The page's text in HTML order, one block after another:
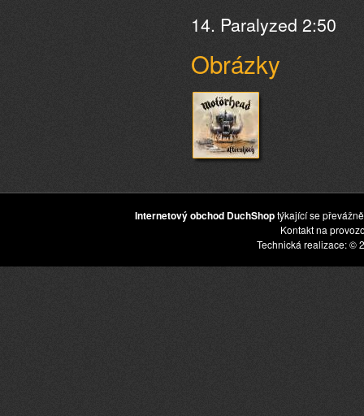
14. Paralyzed 2:50
Obrázky
Internetový obchod DuchShoptýkající se
Kontakt na
Technická realizace: ©